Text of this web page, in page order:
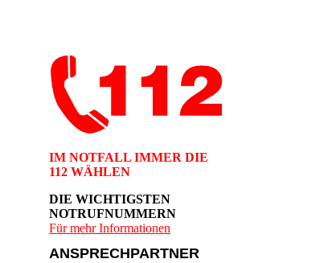
IM NOTFALL IMMER DIE
112 WÄHLEN
DIE WICHTIGSTEN
NOTRUFNUMMERN
Für mehr Informationen
ANSPRECHPARTNER